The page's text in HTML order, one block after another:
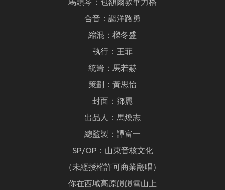
馬頭琴：包額爾敦畢力格
合音：謳洋路勇
縮混：樑冬盛
執行：王菲
統籌：馬若赫
策劃：黃思怡
封面：鄧麗
出品人：馬煥志
總監製：譚富一
SP/OP：山東音核文化
（未經授權許可商業翻唱）
你在西域高原皚皚雪山上